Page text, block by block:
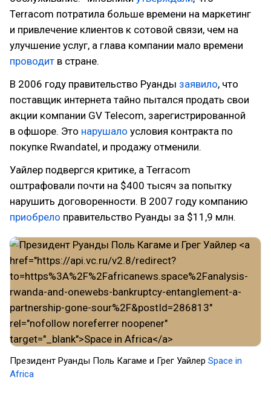
Terracom потратила больше времени на маркетинг
и привлечение клиентов к сотовой связи, чем на
улучшение услуг, а глава компании мало времени
проводит в стране.
В 2006 году правительство Руанды заявило, что
поставщик интернета тайно пытался продать свои
акции компании GV Telecom, зарегистрированной
в офшоре. Это нарушало условия контракта по
покупке Rwandatel, и продажу отменили.
Уайлер подвергся критике, а Terracom
оштрафовали почти на $400 тысяч за попытку
нарушить договоренности. В 2007 году компанию
приобрело правительство Руанды за $11,9 млн.
Президент Руанды Поль Кагаме и Грег Уайлер Space in
Africa